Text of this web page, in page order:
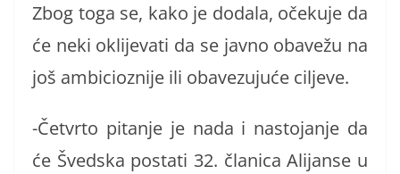
Zbog toga se, kako je dodala, očekuje da
će neki oklijevati da se javno obavežu na
još ambicioznije ili obavezujuće ciljeve.
-Četvrto pitanje je nada i nastojanje da
će Švedska postati 32. članica Alijanse u